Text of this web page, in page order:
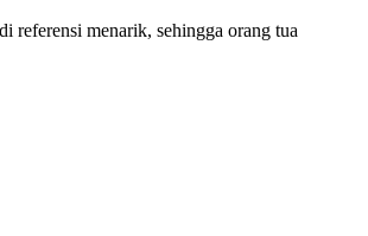
referensi menarik, sehingga orang tua